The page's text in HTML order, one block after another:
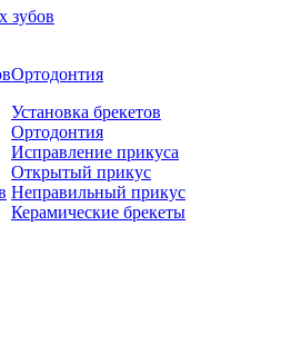
зубов
Ортодонтия
Установка брекетов
Ортодонтия
Исправление прикуса
Открытый прикус
Неправильный прикус
Керамические брекеты